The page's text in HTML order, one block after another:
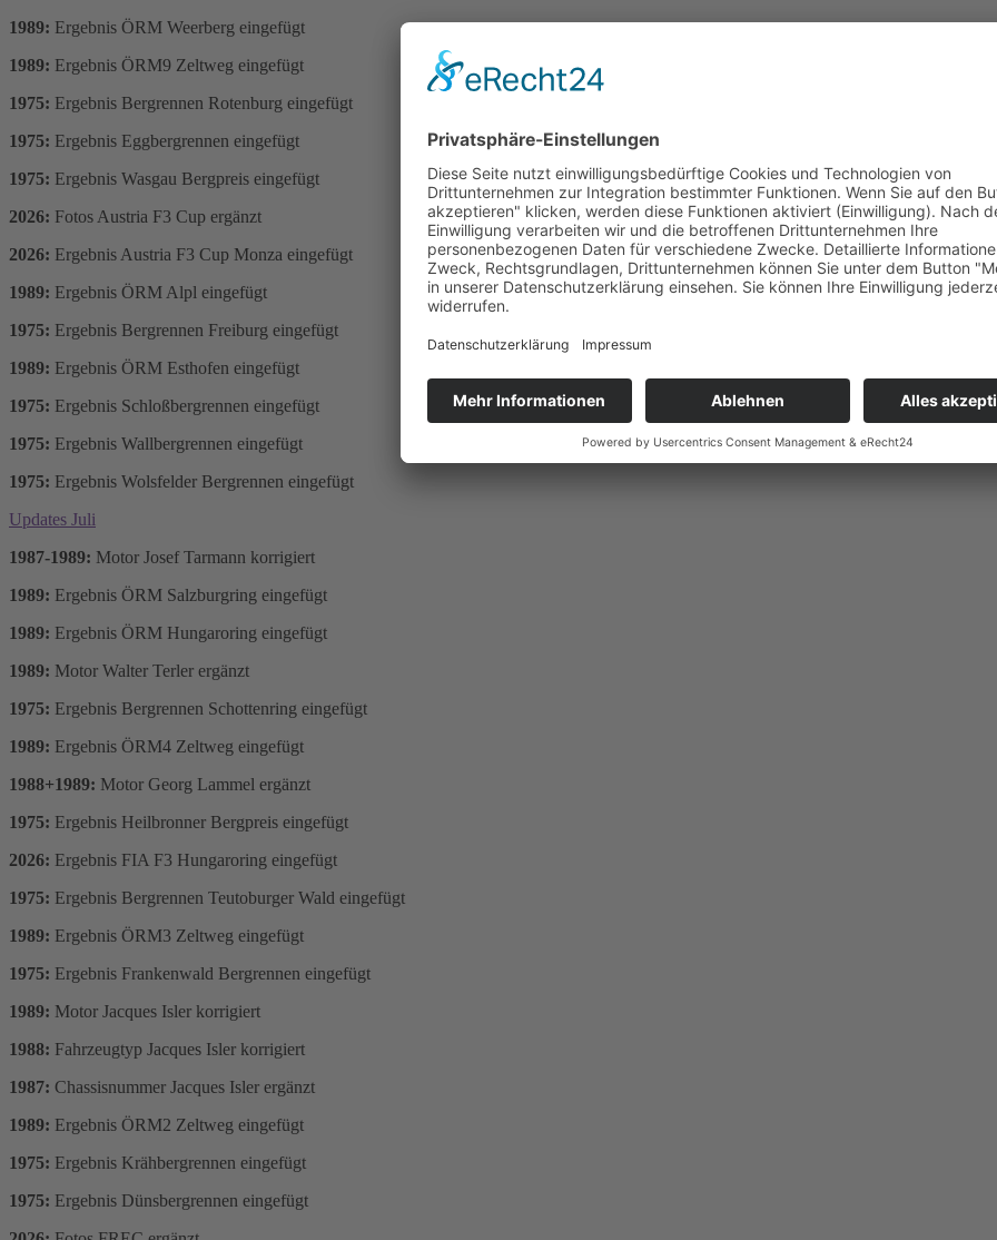
1989: Ergebnis ÖRM Weerberg eingefügt
1989: Ergebnis ÖRM9 Zeltweg eingefügt
1975: Ergebnis Bergrennen Rotenburg eingefügt
1975: Ergebnis Eggbergrennen eingefügt
1975: Ergebnis Wasgau Bergpreis eingefügt
2026: Fotos Austria F3 Cup ergänzt
2026: Ergebnis Austria F3 Cup Monza eingefügt
1989: Ergebnis ÖRM Alpl eingefügt
1975: Ergebnis Bergrennen Freiburg eingefügt
1989: Ergebnis ÖRM Esthofen eingefügt
1975: Ergebnis Schloßbergrennen eingefügt
1975: Ergebnis Wallbergrennen eingefügt
1975: Ergebnis Wolsfelder Bergrennen eingefügt
Updates Juli
1987-1989: Motor Josef Tarmann korrigiert
1989: Ergebnis ÖRM Salzburgring eingefügt
1989: Ergebnis ÖRM Hungaroring eingefügt
1989: Motor Walter Terler ergänzt
1975: Ergebnis Bergrennen Schottenring eingefügt
1989: Ergebnis ÖRM4 Zeltweg eingefügt
1988+1989: Motor Georg Lammel ergänzt
1975: Ergebnis Heilbronner Bergpreis eingefügt
2026: Ergebnis FIA F3 Hungaroring eingefügt
1975: Ergebnis Bergrennen Teutoburger Wald eingefügt
1989: Ergebnis ÖRM3 Zeltweg eingefügt
1975: Ergebnis Frankenwald Bergrennen eingefügt
1989: Motor Jacques Isler korrigiert
1988: Fahrzeugtyp Jacques Isler korrigiert
1987: Chassisnummer Jacques Isler ergänzt
1989: Ergebnis ÖRM2 Zeltweg eingefügt
1975: Ergebnis Krähbergrennen eingefügt
1975: Ergebnis Dünsbergrennen eingefügt